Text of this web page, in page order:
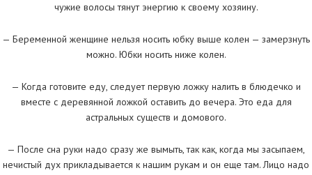
чужие волосы тянут энергию к своему хозяину.
— Беременной женщине нельзя носить юбку выше колен — замерзнуть
можно. Юбки носить ниже колен.
— Когда готовите еду, следует первую ложку налить в блюдечко и
вместе с деревянной ложкой оставить до вечера. Это еда для
астральных существ и домового.
— После сна руки надо сразу же вымыть, так как, когда мы засыпаем,
нечистый дух прикладывается к нашим рукам и он еще там. Лицо надо